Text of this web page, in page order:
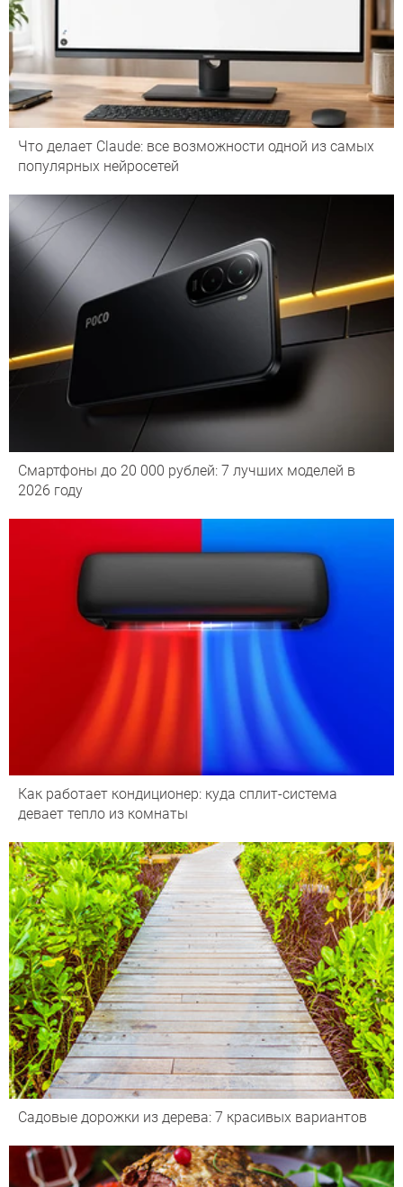
Что делает Сlaude: все возможности одной из самых
популярных нейросетей
Смартфоны до 20 000 рублей: 7 лучших моделей в
2026 году
Как работает кондиционер: куда сплит-система
девает тепло из комнаты
Садовые дорожки из дерева: 7 красивых вариантов